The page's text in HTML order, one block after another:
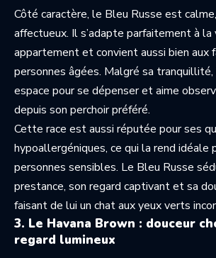
Côté caractère, le Bleu Russe est
affectueux. Il s’adapte parfaitement à la
appartement et convient aussi bien aux
personnes âgées. Malgré sa tranquillité,
espace pour se dépenser et aime
depuis son perchoir préféré.
Cette race est aussi réputée pour ses
hypoallergéniques, ce qui la rend idéale
personnes sensibles. Le Bleu Russe
prestance, son regard captivant et sa
faisant de lui un chat aux yeux verts
3. Le Havana Brown : douceur
regard lumineux